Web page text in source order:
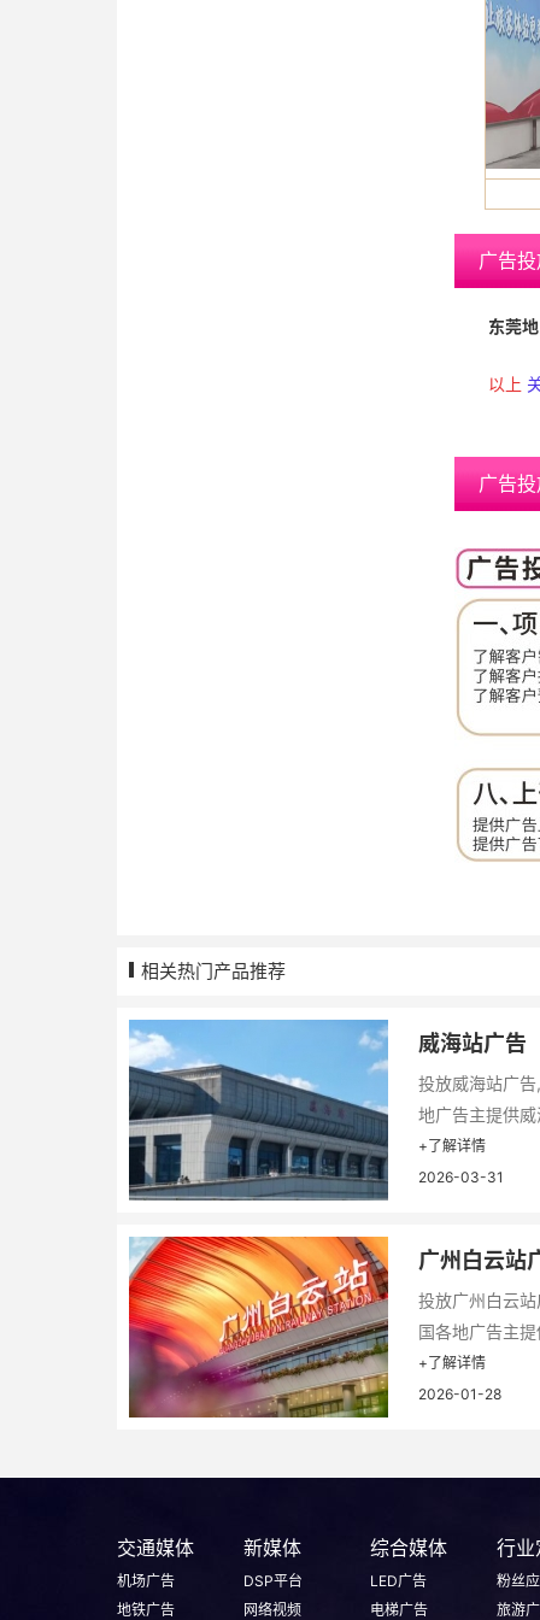
广告
东莞地
以上
广告
相关热门产品推荐
威海站广告
投放威海站广
地广告主提供
+了解详情
2026-03-31
广州白云站
投放广州白云
国各地广告主
+了解详情
2026-01-28
交通媒体
机场广告
地铁广告
新媒体
DSP平台
网络视频
综合媒体
LED广告
电梯广告
行业
粉丝
旅游